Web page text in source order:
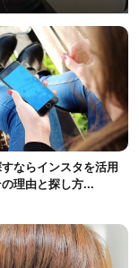
ならインスタを活用
理由と探し方...